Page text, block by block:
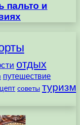
пальто и
отдых
путешествие
советы туризм